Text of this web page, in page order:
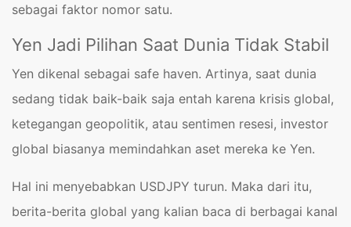
sebagai faktor nomor satu.
Yen Jadi Pilihan Saat Dunia Tidak Stabil
Yen dikenal sebagai safe haven. Artinya, saat dunia
sedang tidak baik-baik saja entah karena krisis global,
ketegangan geopolitik, atau sentimen resesi, investor
global biasanya memindahkan aset mereka ke Yen.
Hal ini menyebabkan USDJPY turun. Maka dari itu,
berita-berita global yang kalian baca di berbagai kanal